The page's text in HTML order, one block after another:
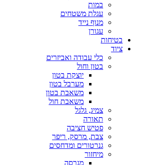
במות
עגלת משטחים
מנוף נייד
עגורן
בטיחות
ציוד
כלי עבודה ואביזרים
בטון וחול
יוצקת בטון
מערבל בטון
משאבת בטון
משאבת חול
צמיג, גלגל
תאורה
פטיש חציבה
צבת, מרסק, ריפר
גנרטורים ומדחסים
מיחזור
מגרסה